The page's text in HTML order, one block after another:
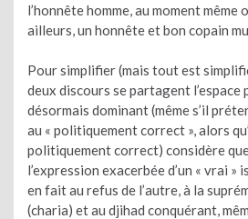
l’honnête homme, au moment même
ailleurs, un honnête et bon copain
Pour simplifier (mais tout est
deux discours se partagent l’espace
désormais dominant (même s’il
au « politiquement correct », alors
politiquement correct) considère
l’expression exacerbée d’un « vrai »
en fait au refus de l’autre, à la
(charia) et au djihad conquérant,